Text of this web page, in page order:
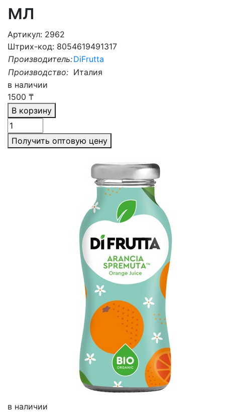
мл
Артикул: 2962
Штрих-код: 8054619491317
Производитель:DiFrutta
Производство: Италия
в наличии
1500 ₸
В корзину
Получить оптовую цену
в наличии